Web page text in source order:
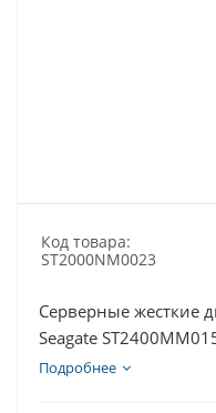
Код товара:
ST2000NM0023
Серверные жесткие
Seagate
профессиональный
Подробнее